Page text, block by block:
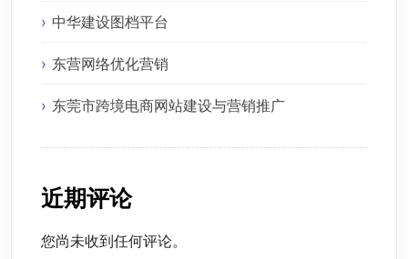
中华建设图档平台
东营网络优化营销
东莞市跨境电商网站建设与营销推广
近期评论
您尚未收到任何评论。